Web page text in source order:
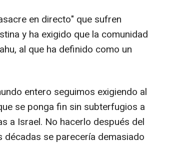
en directo" que sufren
y ha exigido que la comunidad
al que ha definido como un
entero seguimos exigiendo al
se ponga fin sin subterfugios a
a Israel. No hacerlo después del
se parecería demasiado